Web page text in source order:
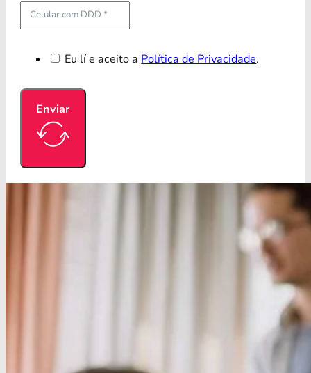
Eu lí e aceito a Política de Privacidade.
Enviar